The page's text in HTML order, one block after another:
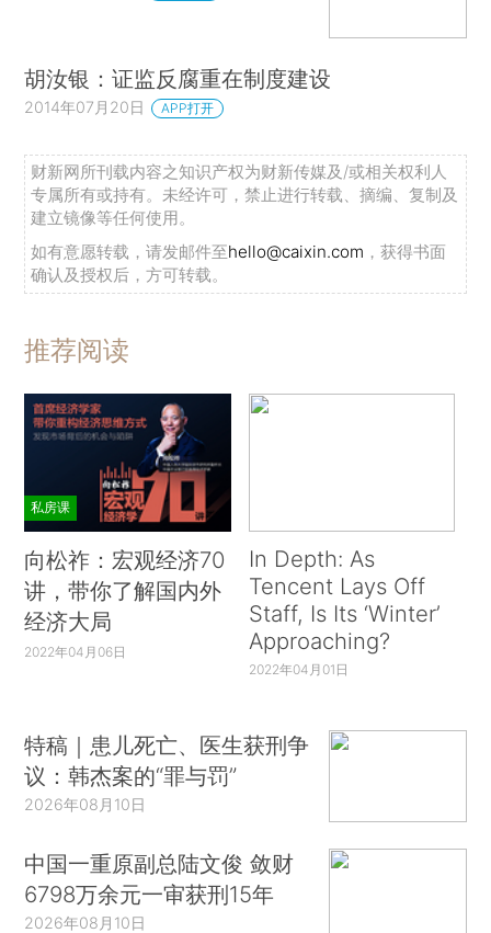
胡汝银：证监反腐重在制度建设
2014年07月20日 APP打开
财新网所刊载内容之知识产权为财新传媒及/或相关权利人
专属所有或持有。未经许可，禁止进行转载、摘编、复制及
建立镜像等任何使用。
如有意愿转载，请发邮件至hello@caixin.com ，获得书面
确认及授权后，方可转载。
推荐阅读
私房课
向松祚：宏观经济70
讲，带你了解国内外
经济大局
2022年04月06日
In Depth: As
Tencent Lays Off
Staff, Is Its ‘Winter’
Approaching?
2022年04月01日
特稿｜患儿死亡、医生获刑争
议：韩杰案的“罪与罚”
2026年08月10日
中国一重原副总陆文俊 敛财
6798万余元一审获刑15年
2026年08月10日